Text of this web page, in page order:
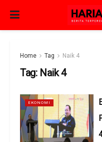
Home Tag Naik 4
Tag: Naik 4
EKONOMI